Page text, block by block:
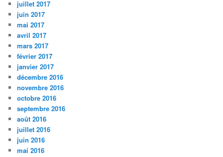
juillet 2017
juin 2017
mai 2017
avril 2017
mars 2017
février 2017
janvier 2017
décembre 2016
novembre 2016
octobre 2016
septembre 2016
août 2016
juillet 2016
juin 2016
mai 2016